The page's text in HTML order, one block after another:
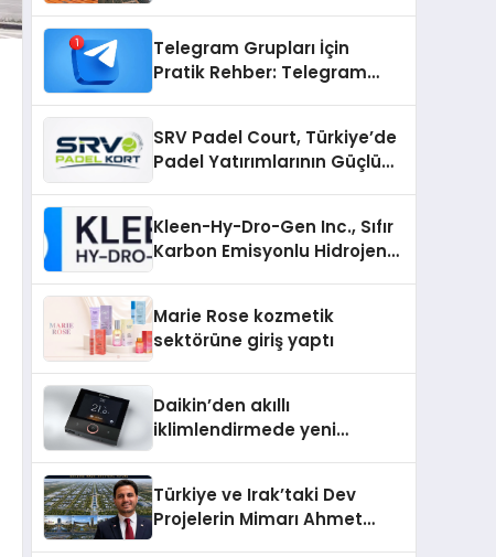
Telegram Grupları İçin
Pratik Rehber: Telegram
SRV Padel Court, Türkiye’de
Padel Yatırımlarının Güçlü
Kleen-Hy-Dro-Gen Inc., Sıfır
Karbon Emisyonlu Hidrojen
Aldı
Marie Rose kozmetik
sektörüne giriş yaptı
Daikin’den akıllı
iklimlendirmede yeni
Türkiye ve Irak’taki Dev
Projelerin Mimarı Ahmet